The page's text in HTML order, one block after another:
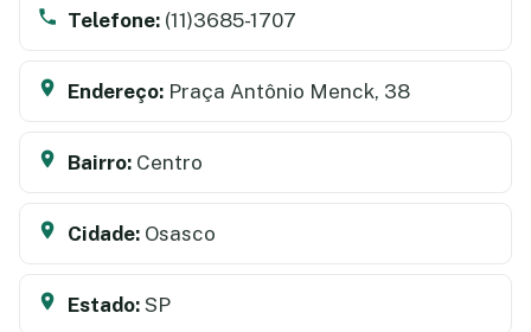
Telefone: (11)3685-1707
Endereço: Praça Antônio Menck, 38
Bairro: Centro
Cidade: Osasco
Estado: SP